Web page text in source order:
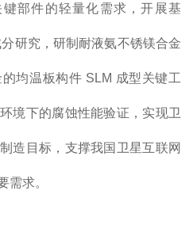
部件的轻量化需求，开展基
研究，研制耐液氨不锈镁合金
均温板构件 SLM 成型关键工
境下的腐蚀性能验证，实现卫
造目标，支撑我国卫星互联网
需求。